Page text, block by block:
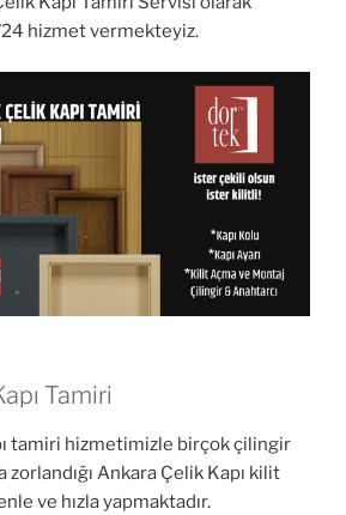
hizmet vermekteyiz.
Tamiri
tamiri hizmetimizle birçok çilingir
zorlandığı Ankara Çelik Kapı kilit
ve hızla yapmaktadır.